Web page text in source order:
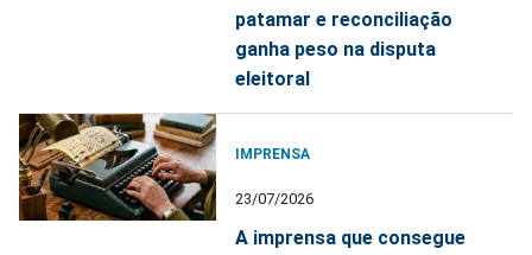
patamar e reconciliação
ganha peso na disputa
eleitoral
IMPRENSA
23/07/2026
A imprensa que consegue